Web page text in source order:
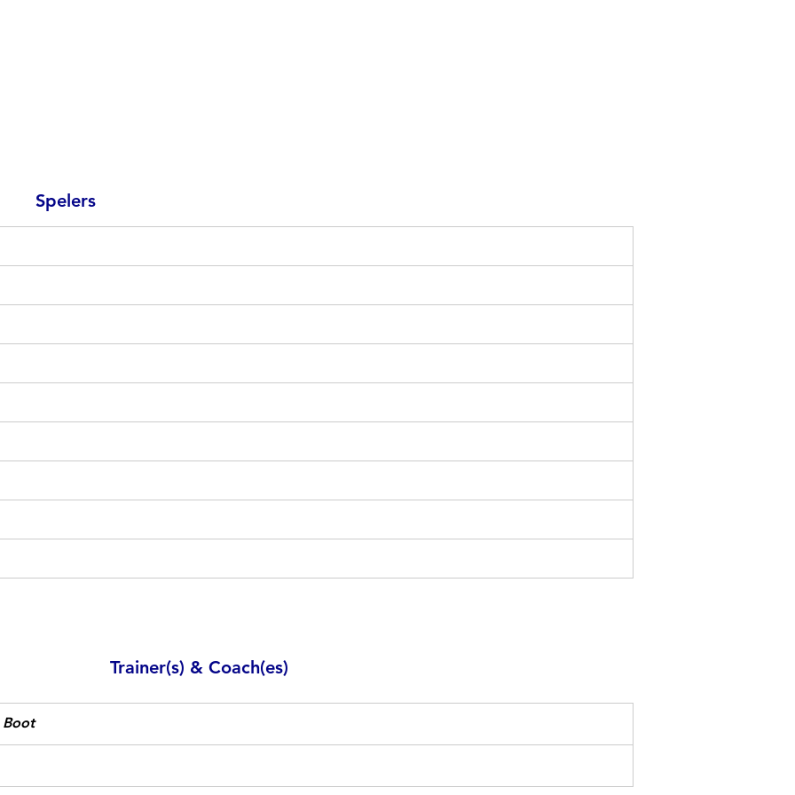
Spelers
Trainer(s) & Coach(es)
Boot